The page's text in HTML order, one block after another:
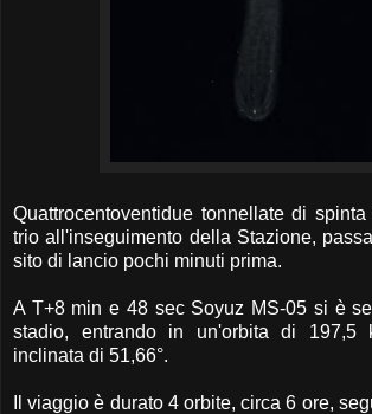
Quattrocentoventidue tonnellate di
trio all'inseguimento della Stazione,
sito di lancio pochi minuti prima.
A T+8 min e 48 sec Soyuz MS-05 si è
stadio, entrando in un'orbita di 197,5
inclinata di 51,66°.
Il viaggio è durato 4 orbite, circa 6 ore,